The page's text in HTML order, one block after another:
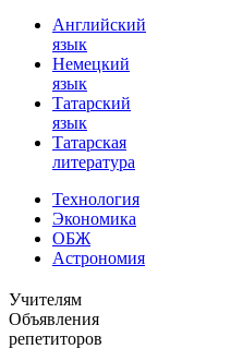
Английский
язык
Немецкий
язык
Татарский
язык
Татарская
литература
Технология
Экономика
ОБЖ
Астрономия
Учителям
Объявления
репетиторов